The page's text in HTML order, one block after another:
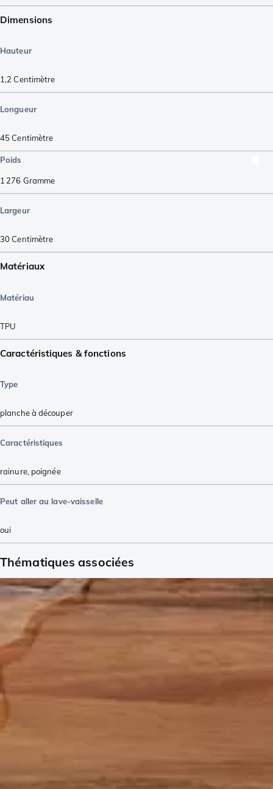
Dimensions
Hauteur
1,2 Centimètre
Longueur
45Centimètre
Poids
1 276 Gramme
Largeur
30Centimètre
Matériaux
Matériau
TPU
Caractéristiques & fonctions
Type
planche à découper
Caractéristiques
rainure, poignée
Peut aller au lave-vaisselle
oui
Thématiques associées